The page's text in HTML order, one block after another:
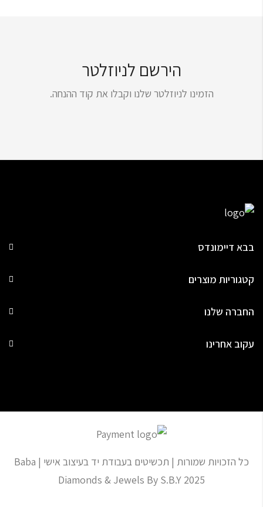
הירשם לניוזלטר
הזמינו לניוזלטר שלנו וקבלו את קוד ההנחה.
בבא דיימונדס
קטגוריות מוצרים
החברה שלנו
עקוב אחרינו
כל הזכויות שמורות | תכשיטים בעבודת יד בעיצוב אישי | Baba
Diamonds & Jewels By S.B.Y 2025